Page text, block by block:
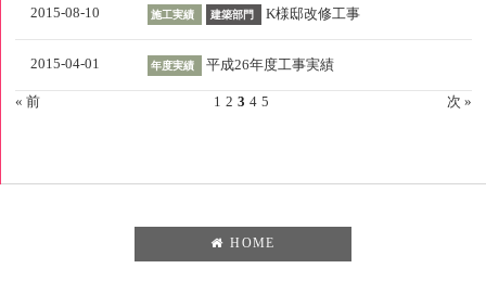
2015-08-10 施工実績 建築部門 K様邸改修工事
2015-04-01 年度実績 平成26年度工事実績
« 前 1 2 3 4 5 次 »
HOME